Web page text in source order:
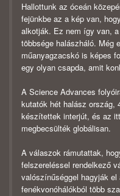
Hallottunk az óceán
fejünkbe az a kép van,
alkotják. Ez nem így van,
többsége halászháló. Még
műanyagzacskó is képes
egy olyan csapda, amit
A Science Advances
kutatók hét halász ország,
készítettek interjút, és az
megbecsülték globálisan.
A válaszok rámutattak,
felszereléssel rendelkező
valószínűséggel hagyják
fenékvonóhálókból több